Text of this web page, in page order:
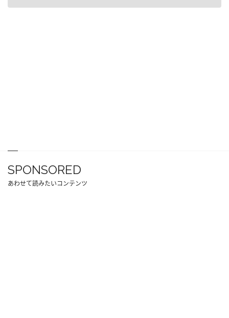
SPONSORED
あわせて読みたいコンテンツ